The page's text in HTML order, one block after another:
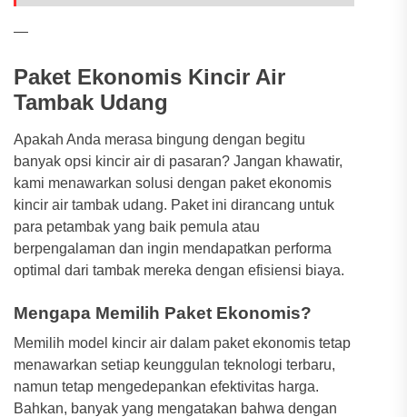
—
Paket Ekonomis Kincir Air
Tambak Udang
Apakah Anda merasa bingung dengan begitu
banyak opsi kincir air di pasaran? Jangan khawatir,
kami menawarkan solusi dengan paket ekonomis
kincir air tambak udang. Paket ini dirancang untuk
para petambak yang baik pemula atau
berpengalaman dan ingin mendapatkan performa
optimal dari tambak mereka dengan efisiensi biaya.
Mengapa Memilih Paket Ekonomis?
Memilih model kincir air dalam paket ekonomis tetap
menawarkan setiap keunggulan teknologi terbaru,
namun tetap mengedepankan efektivitas harga.
Bahkan, banyak yang mengatakan bahwa dengan